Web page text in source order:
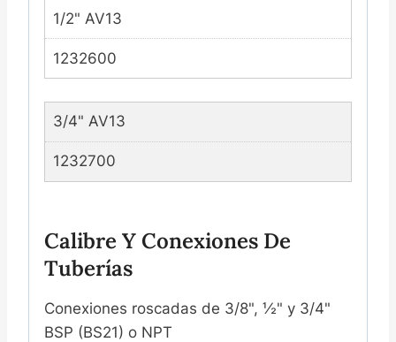
1/2" AV13
1232600
3/4" AV13
1232700
Calibre Y Conexiones De
Tuberías
Conexiones roscadas de 3/8", ½" y 3/4"
BSP (BS21) o NPT